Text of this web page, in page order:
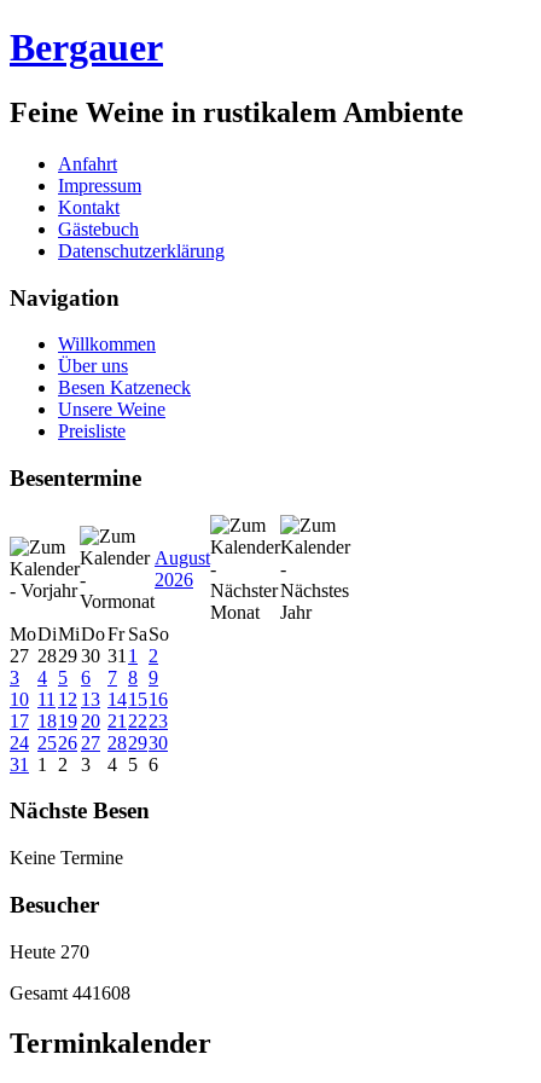
Bergauer
Feine Weine in rustikalem Ambiente
Anfahrt
Impressum
Kontakt
Gästebuch
Datenschutzerklärung
Navigation
Willkommen
Über uns
Besen Katzeneck
Unsere Weine
Preisliste
Besentermine
August
2026
MoDiMiDoFr SaSo
27 282930 31 1
2
3
4 5 6 7 8 9
10 11 12 13 141516
17 1819 20 21 2223
24 2526 27 282930
31
1 2 3 4 5 6
Nächste Besen
Keine Termine
Besucher
Heute 270
Gesamt 441608
Terminkalender